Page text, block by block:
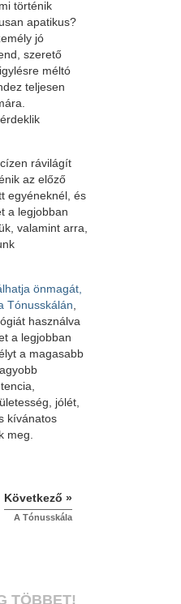
történik
apatikus?
jó
szerető
méltó
teljesen
rávilágít
az előző
egyéneknél, és
a legjobban
valamint arra,
önmagát,
Tónusskálán
használva
a legjobban
a magasabb
jólét,
kívánatos
meg.
Következő »
A Tónusskála
TÖBBET!